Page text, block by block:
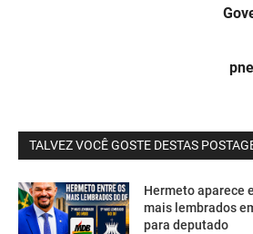
TALVEZ VOCÊ GOSTE DESTAS
Hermeto aparece
mais lembrados
para deputado